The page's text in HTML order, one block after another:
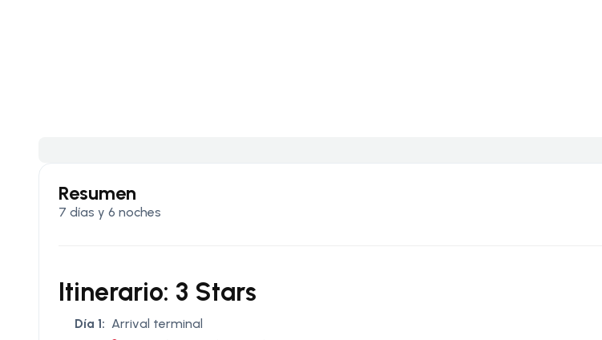
Resumen
7 días y 6 noches
Itinerario: 3 Stars
Día 1: Arrival terminal